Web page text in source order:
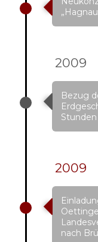
2009
Bezug
2009
nach